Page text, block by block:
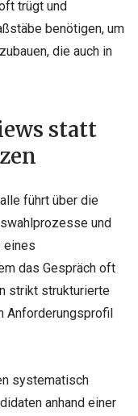
trügt und
benötigen, um
die auch in
statt
führt über die
und
eines
das Gespräch oft
strikt strukturierte
Anforderungsprofil
systematisch
anhand einer